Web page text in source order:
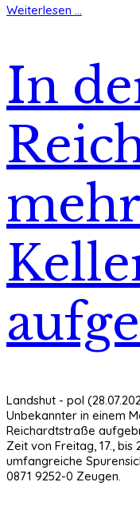
Weiterlesen ...
In
Landshut - pol
Unbekannter in einem
Reichardtstraße
Zeit von Freitag, 17., bis
umfangreiche
0871 9252-0 Zeugen.